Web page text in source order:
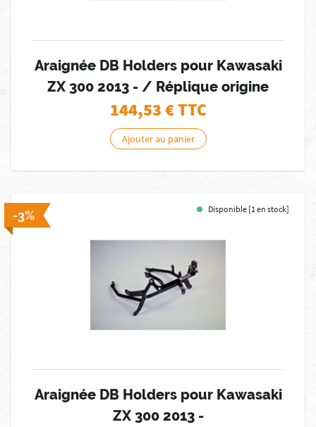
Araignée DB Holders pour Kawasaki
ZX 300 2013 - / Réplique origine
144,53€ TTC
Ajouter au panier
-3% Disponible [1 en stock]
Araignée DB Holders pour Kawasaki
ZX 300 2013 -